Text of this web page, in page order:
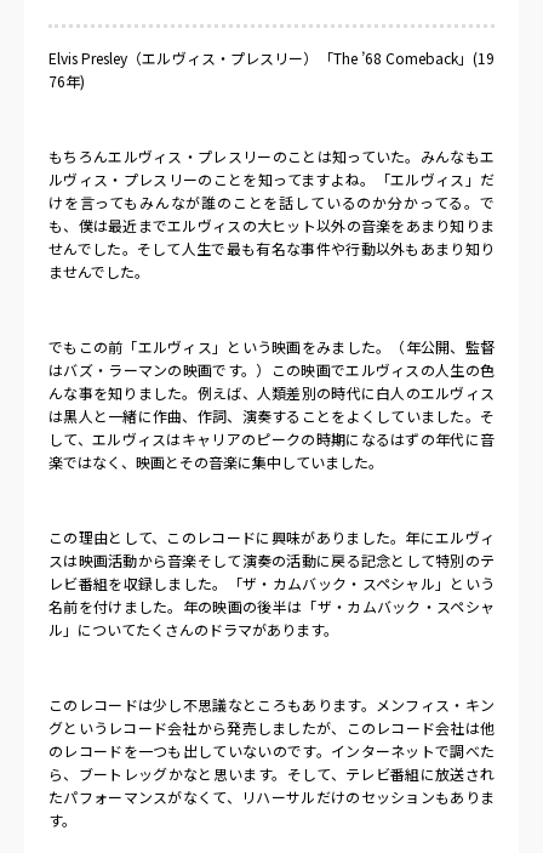
Elvis Presley（エルヴィス・プレスリー）「The ’68 Comeback」(19
76年)
もちろんエルヴィス・プレスリーのことは知っていた。みんなもエ
ルヴィス・プレスリーのことを知ってますよね。「エルヴィス」だ
けを言ってもみんなが誰のことを話しているのか分かってる。で
も、僕は最近までエルヴィスの大ヒット以外の音楽をあまり知りま
せんでした。そして人生で最も有名な事件や行動以外もあまり知り
ませんでした。
でもこの前「エルヴィス」という映画をみました。（年公開、監督
はバズ・ラーマンの映画です。）この映画でエルヴィスの人生の色
んな事を知りました。例えば、人類差別の時代に白人のエルヴィス
は黒人と一緒に作曲、作詞、演奏することをよくしていました。そ
して、エルヴィスはキャリアのピークの時期になるはずの年代に音
楽ではなく、映画とその音楽に集中していました。
この理由として、このレコードに興味がありました。年にエルヴィ
スは映画活動から音楽そして演奏の活動に戻る記念として特別のテ
レビ番組を収録しました。「ザ・カムバック・スペシャル」という
名前を付けました。年の映画の後半は「ザ・カムバック・スペシャ
ル」についてたくさんのドラマがあります。
このレコードは少し不思議なところもあります。メンフィス・キン
グというレコード会社から発売しましたが、このレコード会社は他
のレコードを一つも出していないのです。インターネットで調べた
ら、ブートレッグかなと思います。そして、テレビ番組に放送され
たパフォーマンスがなくて、リハーサルだけのセッションもありま
す。